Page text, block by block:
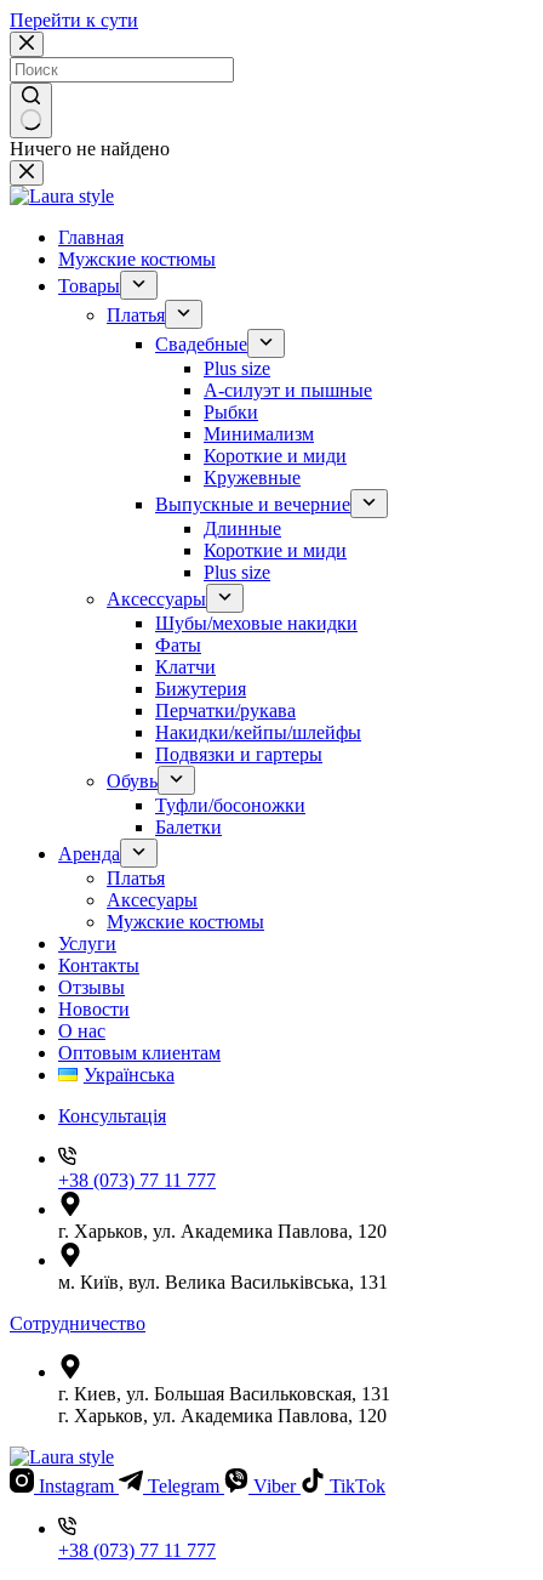
Перейти к сути
Ничего не найдено
Главная
Мужские костюмы
Товары
Платья
Свадебные
Plus size
А-силуэт и пышные
Рыбки
Минимализм
Короткие и миди
Кружевные
Выпускные и вечерние
Длинные
Короткие и миди
Plus size
Аксессуары
Шубы/меховые накидки
Фаты
Клатчи
Бижутерия
Перчатки/рукава
Накидки/кейпы/шлейфы
Подвязки и гартеры
Обувь
Туфли/босоножки
Балетки
Аренда
Платья
Аксесуары
Мужские костюмы
Услуги
Контакты
Отзывы
Новости
О нас
Оптовым клиентам
Українська
Консультація
+38 (073) 77 11 777
г. Харьков, ул. Академика Павлова, 120
м. Київ, вул. Велика Васильківська, 131
Сотрудничество
г. Киев, ул. Большая Васильковская, 131
г. Харьков, ул. Академика Павлова, 120
Instagram Telegram Viber TikTok
+38 (073) 77 11 777